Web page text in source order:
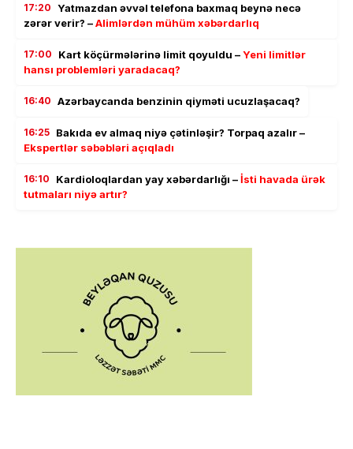
17:20 Yatmazdan əvvəl telefona baxmaq beynə necə
zərər verir? –Alimlərdən mühüm xəbərdarlıq
17:00 Kart köçürmələrinə limit qoyuldu –Yeni limitlər
hansı problemləri yaradacaq?
16:40 Azərbaycanda benzinin qiyməti ucuzlaşacaq?
16:25 Bakıda ev almaq niyə çətinləşir? Torpaq azalır –
Ekspertlər səbəbləri açıqladı
16:10 Kardioloqlardan yay xəbərdarlığı –İsti havada ürək
tutmaları niyə artır?